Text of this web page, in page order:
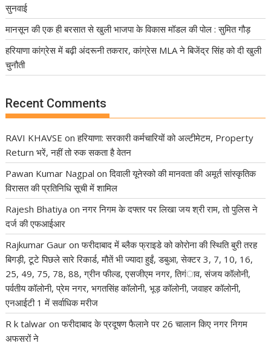
सुनवाई
मानसून की एक ही बरसात से खुली भाजपा के विकास मॉडल की पोल : सुमित गौड़
हरियाणा कांग्रेस में बढ़ी अंदरूनी तकरार, कांग्रेस MLA ने बिजेंद्र सिंह को दी खुली
चुनौती
Recent Comments
RAVI KHAVSE onहरियाणा: सरकारी कर्मचारियों को अल्टीमेटम, Property
Return भरें, नहीं तो रुक सकता है वेतन
Pawan Kumar Nagpal onदिवाली यूनेस्को की मानवता की अमूर्त सांस्कृतिक
विरासत की प्रतिनिधि सूची में शामिल
Rajesh Bhatiya onनगर निगम के दफ्तर पर लिखा जय श्री राम, तो पुलिस ने
दर्ज की एफआईआर
Rajkumar Gaur onफरीदाबाद में ब्लैक फ्राइडे को कोरोना की स्थिति बुरी तरह
बिगड़ी, टूटे पिछले सारे रिकार्ड, मौतें भी ज्यादा हुईं, डबुआ, सेक्टर 3, 7, 10, 16,
25, 49, 75, 78, 88, ग्रीन फील्ड, एसजीएम नगर, तिगंाव, संजय कॉलोनी,
पर्वतीय कॉलोनी, प्रेम नगर, भगतसिंह कॉलोनी, भूड़ कॉलोनी, जवाहर कॉलोनी,
एनआईटी 1 में सर्वाधिक मरीज
R k talwar onफरीदाबाद के प्रदूषण फैलाने पर 26 चालान किए नगर निगम
अफसरों ने